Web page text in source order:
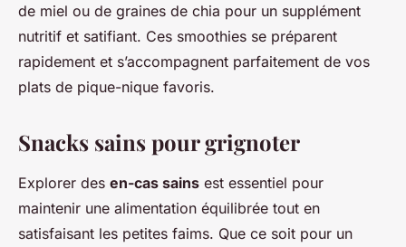
de miel ou de graines de chia pour un supplément
nutritif et satifiant. Ces smoothies se préparent
rapidement et s’accompagnent parfaitement de vos
plats de pique-nique favoris.
Snacks sains pour grignoter
Explorer des en-cas sains est essentiel pour
maintenir une alimentation équilibrée tout en
satisfaisant les petites faims. Que ce soit pour un